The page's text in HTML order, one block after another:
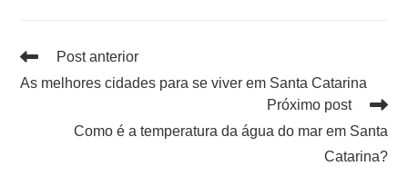
Post anterior
As melhores cidades para se viver em Santa Catarina
Próximo post
Como é a temperatura da água do mar em Santa
Catarina?